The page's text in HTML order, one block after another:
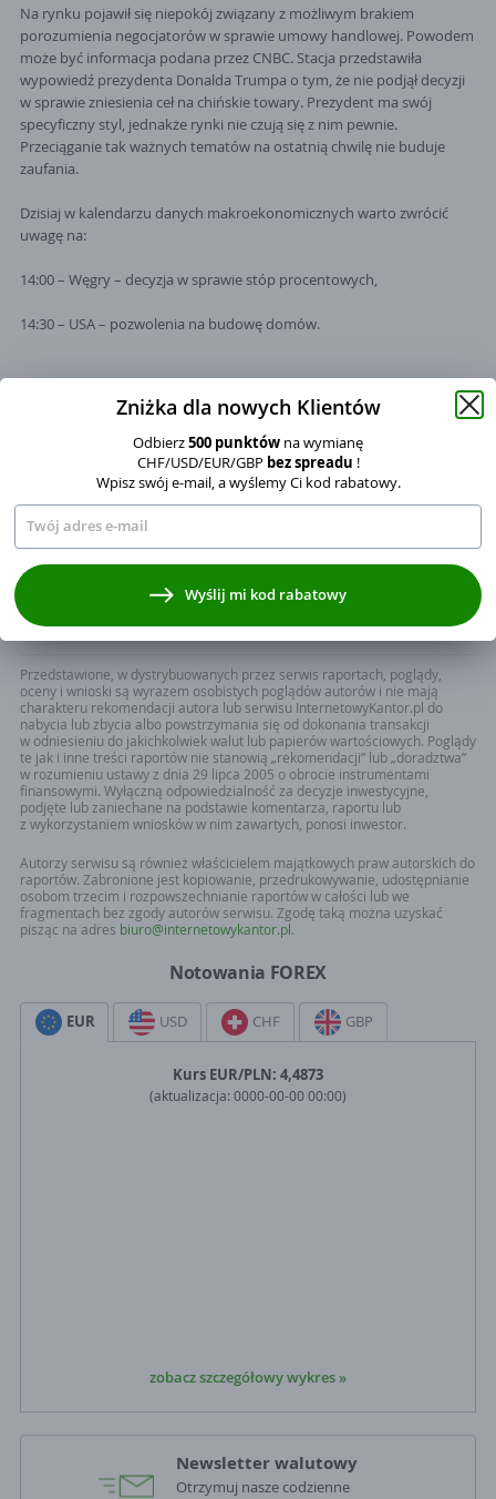
Na rynku pojawił się niepokój związany z możliwym brakiem
porozumienia negocjatorów w sprawie umowy handlowej. Powodem
może być informacja podana przez CNBC. Stacja przedstawiła
wypowiedź prezydenta Donalda Trumpa o tym, że nie podjął decyzji
w sprawie zniesienia ceł na chińskie towary. Prezydent ma swój
specyficzny styl, jednakże rynki nie czują się z nim pewnie.
Przeciąganie tak ważnych tematów na ostatnią chwilę nie buduje
zaufania.
Dzisiaj w kalendarzu danych makroekonomicznych warto zwrócić
uwagę na:
14:00 – Węgry – decyzja w sprawie stóp procentowych,
14:30 – USA – pozwolenia na budowę domów.
Dyrektor operacyjny (COO) w spółce Currency One (operator serwisu
InternetowyKantor.pl) z ponad 14-letnim stażem w branży kantorów
internetowych. Absolwent Cybernetyki Ekonomicznej oraz studiów EMBA
mediach sytuację na rynku walutowym, surowcowym i obligacji.
Współautor podcastu „Dealerzy po godzinach" i wideo podcastu
„Wszystko, co chcielibyście wiedzieć o... pieniądzach”.
Przedstawione, w dystrybuowanych przez serwis raportach, poglądy,
oceny i wnioski są wyrazem osobistych poglądów autorów i nie mają
charakteru rekomendacji autora lub serwisu InternetowyKantor.pl do
nabycia lub zbycia albo powstrzymania się od dokonania transakcji
w odniesieniu do jakichkolwiek walut lub papierów wartościowych. Poglądy
te jak i inne treści raportów nie stanowią „rekomendacji” lub „doradztwa”
w rozumieniu ustawy z dnia 29 lipca 2005 o obrocie instrumentami
finansowymi. Wyłączną odpowiedzialność za decyzje inwestycyjne,
podjęte lub zaniechane na podstawie komentarza, raportu lub
z wykorzystaniem wniosków w nim zawartych, ponosi inwestor.
Autorzy serwisu są również właścicielem majątkowych praw autorskich do
raportów. Zabronione jest kopiowanie, przedrukowywanie, udostępnianie
osobom trzecim i rozpowszechnianie raportów w całości lub we
fragmentach bez zgody autorów serwisu. Zgodę taką można uzyskać
pisząc na adres biuro@internetowykantor.pl .
Notowania FOREX
EUR USD CHF GBP
Kurs EUR/PLN: 4,4873
(aktualizacja: 0000-00-00 00:00)
zobacz szczegółowy wykres »
Newsletter walutowy
Otrzymuj nasze codzienne
Zniżka dla nowych Klientów
Odbierz500 punktów na wymianę
CHF/USD/EUR/GBP bez spreadu !
Wpisz swój e-mail, a wyślemy Ci kod rabatowy.
Wyrażam zgodę na przetwarzanie moich danych osobowych
w zakresie adresu mailowego na wysyłanie kodu rabatowego, zgodnie
z ustawa o świadczeniu usług drogą elektroniczną.
Administratorem danych osobowych jest Currency One S.A. z siedzibą
w Poznaniu 61-754, ul. Szyperska 14, operator serwisu
InternetowyKantor.pl. Zgoda jest dobrowolna. Pamiętaj, ze w każdym
momencie mozższ odwołac zgodę. Twoje dane osobowe nie beda
przekazywane poza granice EOG ani udostępnianie organizacjom
miedzynarodowym.
Wyślij mi kod rabatowy